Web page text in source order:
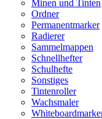
Minen und Tinten
Ordner
Permanentmarker
Radierer
Sammelmappen
Schnellhefter
Schulhefte
Sonstiges
Tintenroller
Wachsmaler